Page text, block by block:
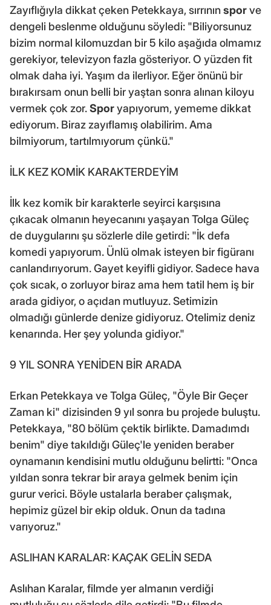
Zayıflığıyla dikkat çeken Petekkaya, sırrınınsporve
dengeli beslenme olduğunu söyledi: "Biliyorsunuz
bizim normal kilomuzdan bir 5 kilo aşağıda olmamız
gerekiyor, televizyon fazla gösteriyor. O yüzden fit
olmak daha iyi. Yaşım da ilerliyor. Eğer önünü bir
bırakırsam onun belli bir yaştan sonra alınan kiloyu
vermek çok zor.Sporyapıyorum, yememe dikkat
ediyorum. Biraz zayıflamış olabilirim. Ama
bilmiyorum, tartılmıyorum çünkü."
İLK KEZ KOMİK KARAKTERDEYİM
İlk kez komik bir karakterle seyirci karşısına
çıkacak olmanın heyecanını yaşayan Tolga Güleç
de duygularını şu sözlerle dile getirdi: "İk defa
komedi yapıyorum. Ünlü olmak isteyen bir figüranı
canlandırıyorum. Gayet keyifli gidiyor. Sadece hava
çok sıcak, o zorluyor biraz ama hem tatil hem iş bir
arada gidiyor, o açıdan mutluyuz. Setimizin
olmadığı günlerde denize gidiyoruz. Otelimiz deniz
kenarında. Her şey yolunda gidiyor."
9 YIL SONRA YENİDEN BİR ARADA
Erkan Petekkaya ve Tolga Güleç, "Öyle Bir Geçer
Zaman ki" dizisinden 9 yıl sonra bu projede buluştu.
Petekkaya, "80 bölüm çektik birlikte. Damadımdı
benim" diye takıldığı Güleç'le yeniden beraber
oynamanın kendisini mutlu olduğunu belirtti: "Onca
yıldan sonra tekrar bir araya gelmek benim için
gurur verici. Böyle ustalarla beraber çalışmak,
hepimiz güzel bir ekip olduk. Onun da tadına
varıyoruz."
ASLIHAN KARALAR: KAÇAK GELİN SEDA
Aslıhan Karalar, filmde yer almanın verdiği